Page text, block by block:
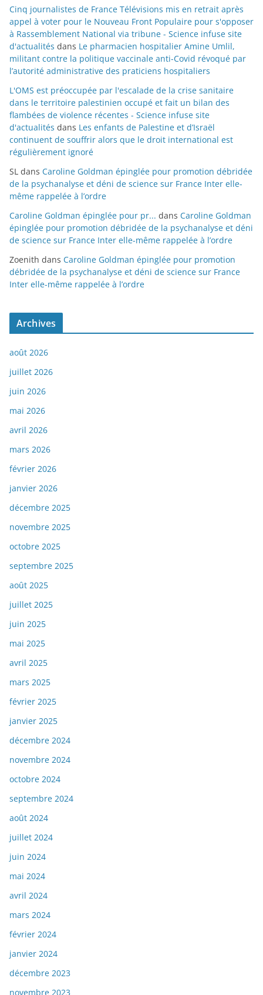
Cinq journalistes de France Télévisions mis en retrait après
appel à voter pour le Nouveau Front Populaire pour s'opposer
à Rassemblement National via tribune - Science infuse site
d'actualités dans Le pharmacien hospitalier Amine Umlil,
militant contre la politique vaccinale anti-Covid révoqué par
l’autorité administrative des praticiens hospitaliers
L'OMS est préoccupée par l'escalade de la crise sanitaire
dans le territoire palestinien occupé et fait un bilan des
flambées de violence récentes - Science infuse site
d'actualités dans Les enfants de Palestine et d’Israël
continuent de souffrir alors que le droit international est
régulièrement ignoré
SL dans Caroline Goldman épinglée pour promotion débridée
de la psychanalyse et déni de science sur France Inter elle-
même rappelée à l’ordre
Caroline Goldman épinglée pour pr... dans Caroline Goldman
épinglée pour promotion débridée de la psychanalyse et déni
de science sur France Inter elle-même rappelée à l’ordre
Zoenith dans Caroline Goldman épinglée pour promotion
débridée de la psychanalyse et déni de science sur France
Inter elle-même rappelée à l’ordre
Archives
août 2026
juillet 2026
juin 2026
mai 2026
avril 2026
mars 2026
février 2026
janvier 2026
décembre 2025
novembre 2025
octobre 2025
septembre 2025
août 2025
juillet 2025
juin 2025
mai 2025
avril 2025
mars 2025
février 2025
janvier 2025
décembre 2024
novembre 2024
octobre 2024
septembre 2024
août 2024
juillet 2024
juin 2024
mai 2024
avril 2024
mars 2024
février 2024
janvier 2024
décembre 2023
novembre 2023